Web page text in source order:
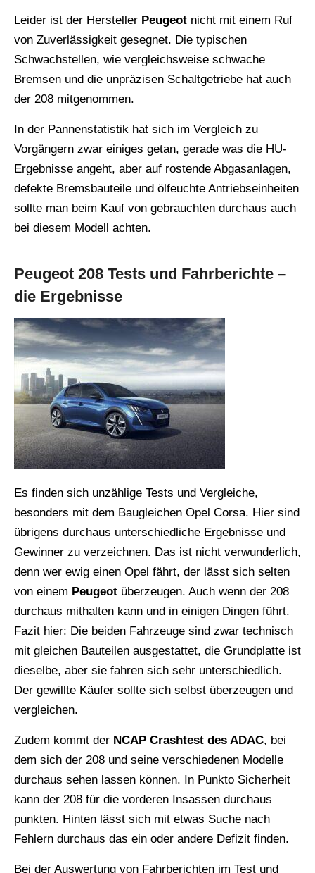
Leider ist der Hersteller Peugeot nicht mit einem Ruf
von Zuverlässigkeit gesegnet. Die typischen
Schwachstellen, wie vergleichsweise schwache
Bremsen und die unpräzisen Schaltgetriebe hat auch
der 208 mitgenommen.
In der Pannenstatistik hat sich im Vergleich zu
Vorgängern zwar einiges getan, gerade was die HU-
Ergebnisse angeht, aber auf rostende Abgasanlagen,
defekte Bremsbauteile und ölfeuchte Antriebseinheiten
sollte man beim Kauf von gebrauchten durchaus auch
bei diesem Modell achten.
Peugeot 208 Tests und Fahrberichte –
die Ergebnisse
Es finden sich unzählige Tests und Vergleiche,
besonders mit dem Baugleichen Opel Corsa. Hier sind
übrigens durchaus unterschiedliche Ergebnisse und
Gewinner zu verzeichnen. Das ist nicht verwunderlich,
denn wer ewig einen Opel fährt, der lässt sich selten
von einem Peugeot überzeugen. Auch wenn der 208
durchaus mithalten kann und in einigen Dingen führt.
Fazit hier: Die beiden Fahrzeuge sind zwar technisch
mit gleichen Bauteilen ausgestattet, die Grundplatte ist
dieselbe, aber sie fahren sich sehr unterschiedlich.
Der gewillte Käufer sollte sich selbst überzeugen und
vergleichen.
Zudem kommt der NCAP Crashtest des ADAC, bei
dem sich der 208 und seine verschiedenen Modelle
durchaus sehen lassen können. In Punkto Sicherheit
kann der 208 für die vorderen Insassen durchaus
punkten. Hinten lässt sich mit etwas Suche nach
Fehlern durchaus das ein oder andere Defizit finden.
Bei der Auswertung von Fahrberichten im Test und